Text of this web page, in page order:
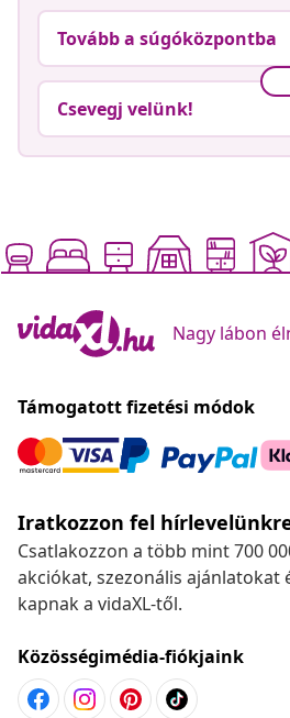
Tovább a súgóközpontba
Csevegj velünk!
Nagy lábon
Támogatott fizetési módok
Iratkozzon fel
Csatlakozzon a több mint 700
akciókat, szezonális ajánlatokat
kapnak a vidaXL-től.
Közösségimédia-fiókjaink